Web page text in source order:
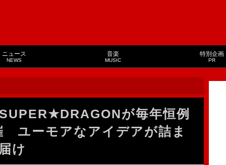
ニュース
NEWS
音楽
MUSIC
特別企画
PR
が毎年恒例
ユーモアなアイデアが詰ま
け